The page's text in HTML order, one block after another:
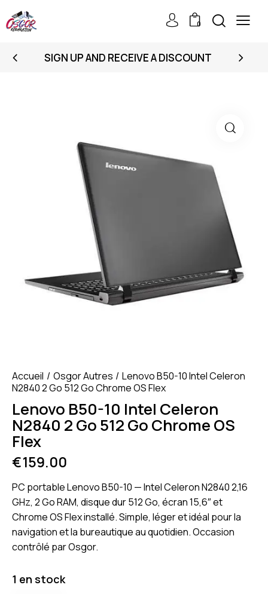
0
SIGN UP AND RECEIVE A DISCOUNT
Accueil Osgor Autres
Lenovo B50-10 Intel Celeron
N2840 2 Go 512 Go Chrome OS Flex
Lenovo B50-10 Intel Celeron
N2840 2 Go 512 Go Chrome OS
Flex
€159.00
PC portable Lenovo B50-10 — Intel Celeron N2840 2,16
GHz, 2 Go RAM, disque dur 512 Go, écran 15,6″ et
Chrome OS Flex installé. Simple, léger et idéal pour la
navigation et la bureautique au quotidien. Occasion
contrôlé par Osgor.
1 en stock